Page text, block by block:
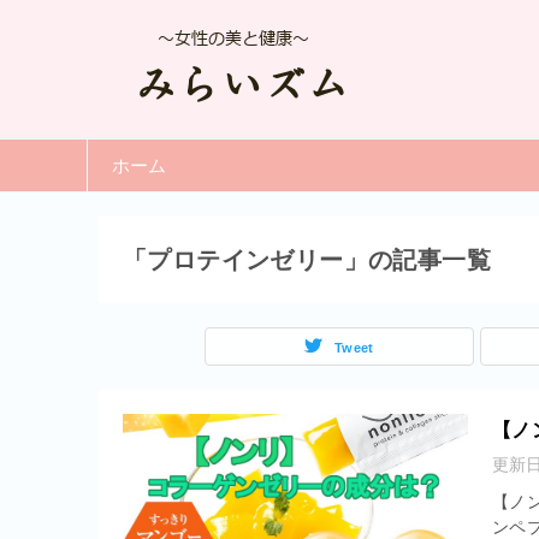
ホーム
「プロテインゼリー」の記事一覧
Tweet
【
更新
【
ンペ